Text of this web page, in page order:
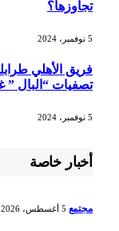
تجاوزها؟
فريق الأهلي
تصفيات “البال ”
أخبار خاصة
مجتمع 5 أغسطس، 2026